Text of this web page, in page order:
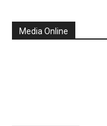
Media Online